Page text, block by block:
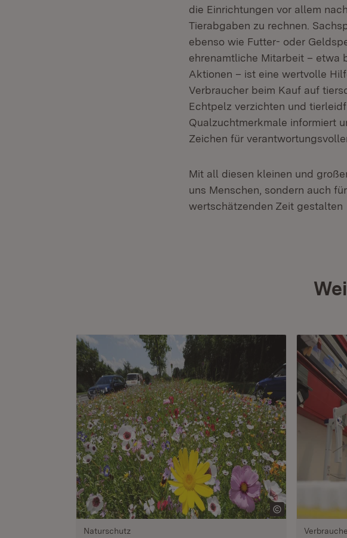
die Einrichtungen vor allem
Tierabgaben zu rechnen.
ebenso wie Futter- oder
ehrenamtliche Mitarbeit – etwa
Aktionen – ist eine wertvolle
Verbraucher beim Kauf auf
Echtpelz verzichten und
Qualzuchtmerkmale informiert
Zeichen für
Mit all diesen kleinen und
uns Menschen, sondern auch
wertschätzenden Zeit gestalten
Naturschutz